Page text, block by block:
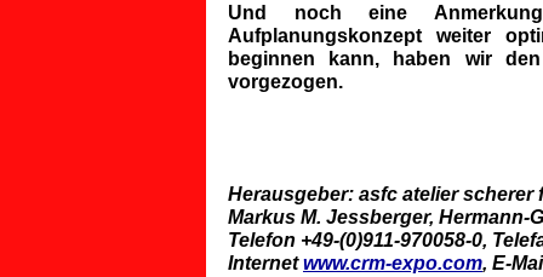
Und noch eine
Aufplanungskonzept weiter
beginnen kann, haben wir
vorgezogen.
Herausgeber: asfc atelier
Markus M. Jessberger, Hermann-
Telefon +49-(0)911-970058-0,
Internetwww.crm-expo.com, E-